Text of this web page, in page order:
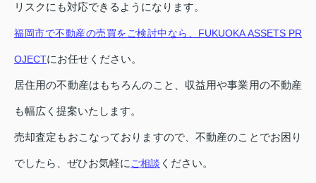
リスクにも対応できるようになります。
福岡市で不動産の売買をご検討中なら、FUKUOKA ASSETS PR
OJECTにお任せください。
居住用の不動産はもちろんのこと、収益用や事業用の不動産
も幅広く提案いたします。
売却査定もおこなっておりますので、不動産のことでお困り
でしたら、ぜひお気軽にご相談 ください。